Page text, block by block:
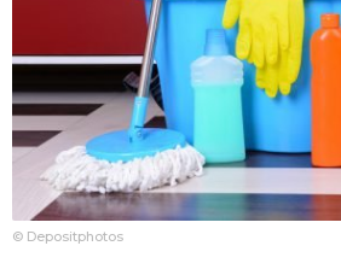
© Depositphotos